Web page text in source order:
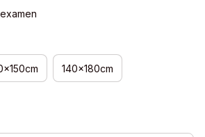
140x180cm